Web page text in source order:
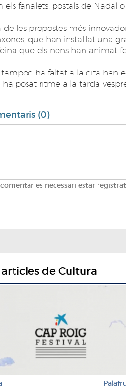
els fanalets, postals de Nadal
de les propostes més
que han instal·lat una
que els nens han animat
ha faltat a la cita han
ha posat ritme a la tarda-
(0)
comentar es necessari estar
articles de Cultura